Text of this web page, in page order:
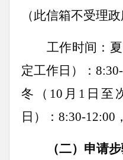
（此信箱不受理
工作时间：
定工作日）：
冬（10月1日至
日）：8:30-12:00
（二）申请